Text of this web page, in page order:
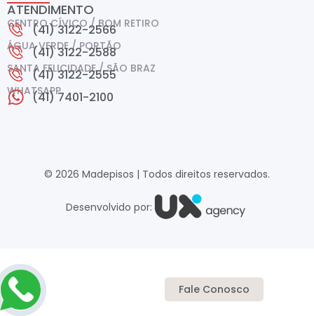
ATENDIMENTO
CENTRO CÍVICO / BOM RETIRO
(41) 3122-2566
ÁGUA VERDE / PORTÃO
(41) 3122-2588
SANTA FELICIDADE / SÃO BRAZ
(41) 3122-2555
WHATSAPP(41) 7401-2100
© 2026 Madepisos | Todos direitos reservados.
Desenvolvido por:
Fale Conosco